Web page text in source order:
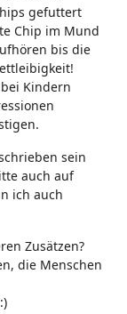
gefuttert
Chip im Mund
bis die
Kindern
sein
auch auf
ich auch
Zusätzen?
die Menschen